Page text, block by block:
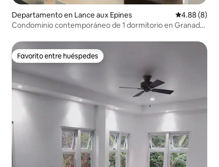
Departamento en Lance aux Epines Calificación
4.88 (8)
Condominio contemporáneo de 1 dormitorio en Granada
Favorito entre huéspedes
Favorito entre huéspedes